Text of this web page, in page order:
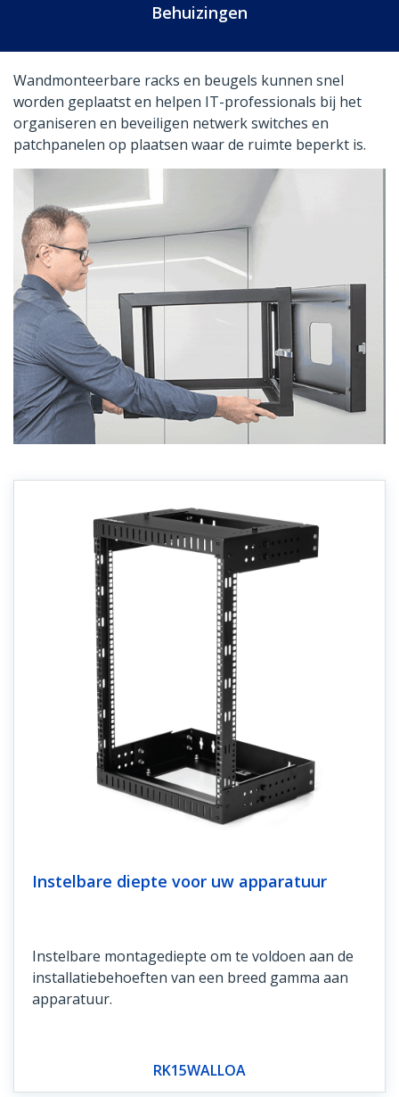
Behuizingen
Wandmonteerbare racks en beugels kunnen snel
worden geplaatst en helpen IT-professionals bij het
organiseren en beveiligen netwerk switches en
patchpanelen op plaatsen waar de ruimte beperkt is.
Instelbare diepte voor uw apparatuur
Instelbare montagediepte om te voldoen aan de
installatiebehoeften van een breed gamma aan
apparatuur.
RK15WALLOA